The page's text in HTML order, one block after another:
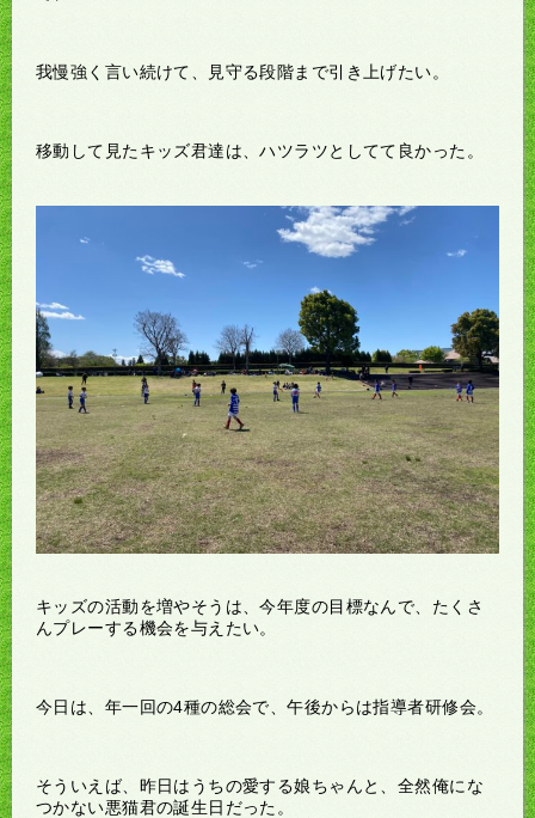
我慢強く言い続けて、見守る段階まで引き上げたい。
移動して見たキッズ君達は、ハツラツとしてて良かった。
キッズの活動を増やそうは、今年度の目標なんで、たくさ
んプレーする機会を与えたい。
今日は、年一回の4種の総会で、午後からは指導者研修会。
そういえば、昨日はうちの愛する娘ちゃんと、全然俺にな
つかない悪猫君の誕生日だった。